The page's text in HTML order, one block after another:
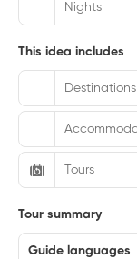
Nights
This idea includes
Destinations
Tours
Tour summary
Guide languages